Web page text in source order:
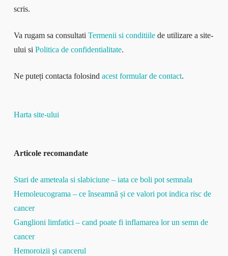
scris.
Va rugam sa consultati Termenii si conditiilede utilizare a site-
ului si Politica de confidentialitate.
Ne puteți contacta folosind acest formular de contact.
Harta site-ului
Articole recomandate
Stari de ameteala si slabiciune – iata ce boli pot semnala
Hemoleucograma – ce înseamnă și ce valori pot indica risc de
cancer
Ganglioni limfatici – cand poate fi inflamarea lor un semn de
cancer
Hemoroizii şi cancerul